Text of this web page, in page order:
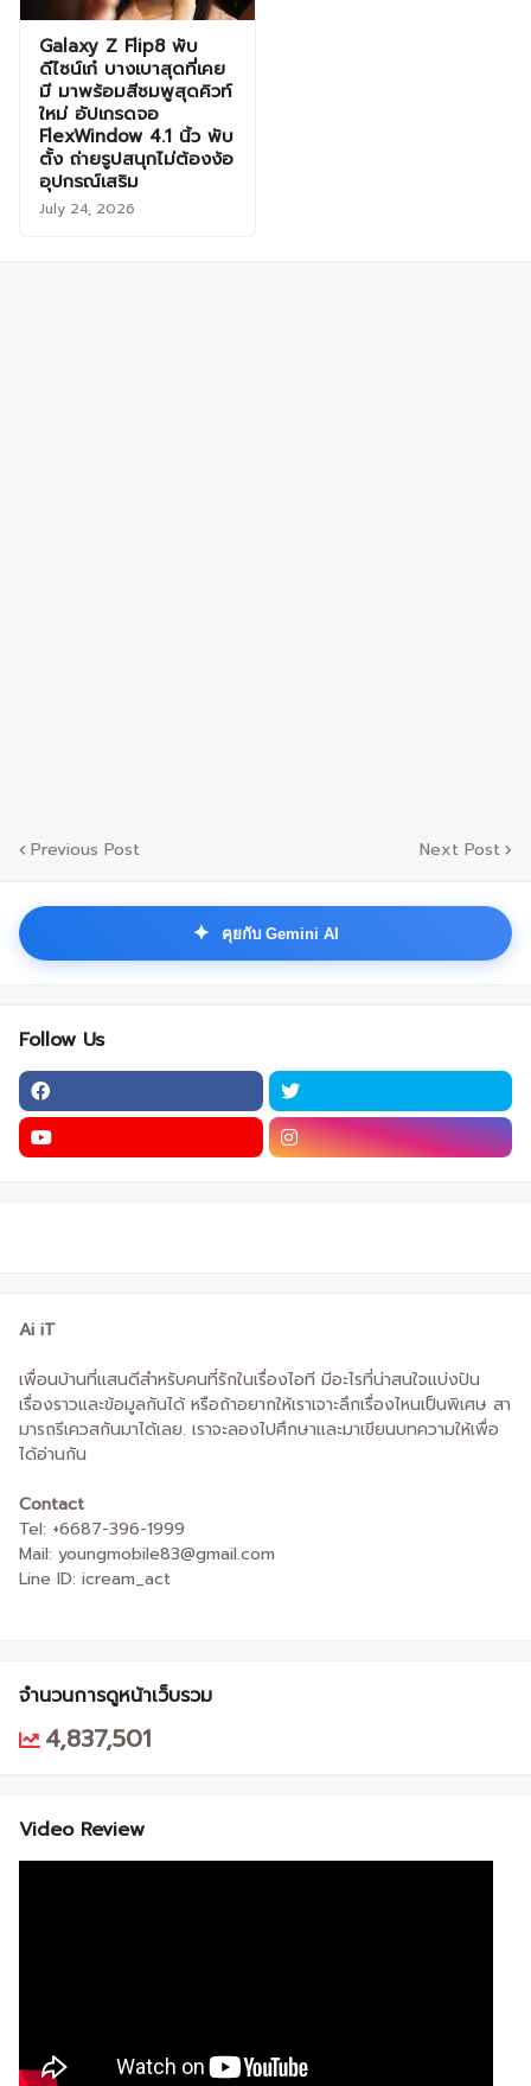
Galaxy Z Flip8 พับ
ดีไซน์เก๋ บางเบาสุดที่เคย
มี มาพร้อมสีชมพูสุดคิวท์
ใหม่ อัปเกรดจอ
FlexWindow 4.1 นิ้ว พับ
ตั้ง ถ่ายรูปสนุกไม่ต้องง้อ
อุปกรณ์เสริม
July 24, 2026
Previous Post Next Post
✦ คุยกับ Gemini AI
Follow Us
Ai iT
เพื่อนบ้านที่แสนดีสำหรับคนที่รักในเรื่องไอที มีอะไรที่น่าสนใจแบ่งปัน
เรื่องราวและข้อมูลกันได้ หรือถ้าอยากให้เราเจาะลึกเรื่องไหนเป็นพิเศษ สา
มารถรีเควสกันมาได้เลย. เราจะลองไปศึกษาและมาเขียนบทความให้เพื่อ
ได้อ่านกัน
Contact
Tel: +6687-396-1999
Mail: youngmobile83@gmail.com
Line ID: icream_act
จำนวนการดูหน้าเว็บรวม
4,837,501
Video Review